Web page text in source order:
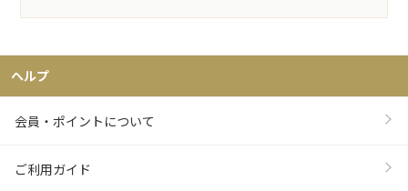
ヘルプ
会員・ポイントについて
ご利用ガイド